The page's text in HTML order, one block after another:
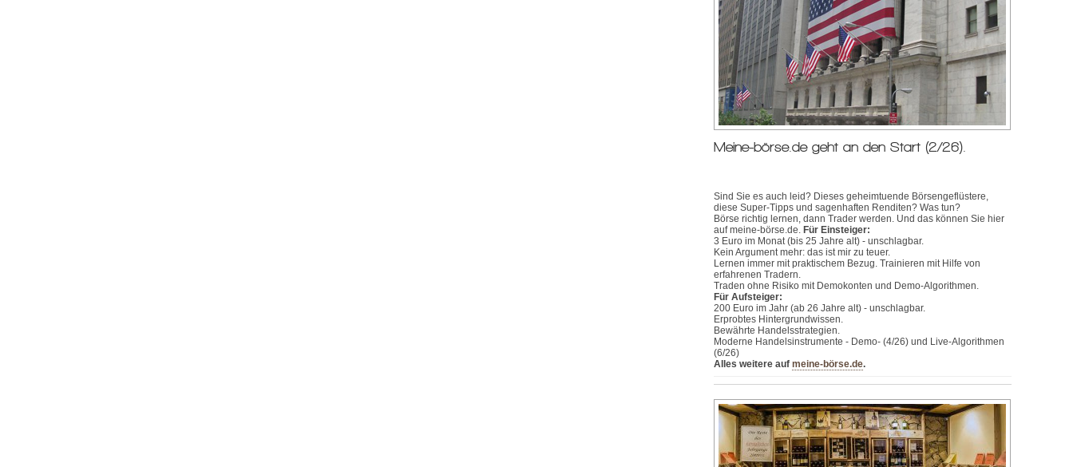
Meine-börse.de geht an den Start (2/26).
Sind Sie es auch leid? Dieses geheimtuende Börsengeflüstere,
diese Super-Tipps und sagenhaften Renditen? Was tun?
Börse richtig lernen, dann Trader werden. Und das können Sie hier
auf meine-börse.de. Für Einsteiger:
3 Euro im Monat (bis 25 Jahre alt) - unschlagbar.
Kein Argument mehr: das ist mir zu teuer.
Lernen immer mit praktischem Bezug. Trainieren mit Hilfe von
erfahrenen Tradern.
Traden ohne Risiko mit Demokonten und Demo-Algorithmen.
Für Aufsteiger:
200 Euro im Jahr (ab 26 Jahre alt) - unschlagbar.
Erprobtes Hintergrundwissen.
Bewährte Handelsstrategien.
Moderne Handelsinstrumente - Demo- (4/26) und Live-Algorithmen
(6/26)
Alles weitere aufmeine-börse.de.